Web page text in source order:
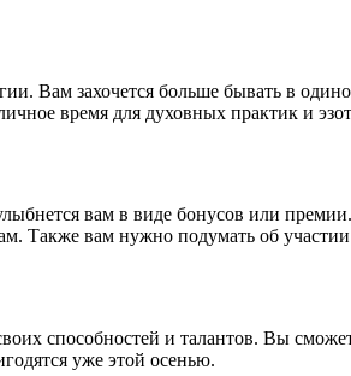
Вам захочется больше бывать в
время для духовных практик и
вам в виде бонусов или
Также вам нужно подумать об участии
способностей и талантов. Вы
уже этой осенью.